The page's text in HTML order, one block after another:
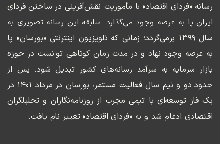
رسانه «فردای اقتصاد» با مأموریت نقش‌آفرینی در ساختن فردای
ایران پا به عرصه وجود می‌گذارد. سابقه این رسانه تصویری به
سال ۱۳۹۹ برمی‌گردد؛ زمانی که تلویزیون اینترنتی «بورسان» پا
به عرصه وجود نهاد و در مدت زمان کوتاهی توانست در حوزه
بازار سرمایه به سرآمد رسانه‌های کشور تبدیل شود. پس از
حدود دو و نیم سال فعالیت مستمر، بورسان در مرداد ۱۴۰۱ در
یک فاز توسعه‌ای با تیمی مجرب از روزنامه‌نگاران و تحلیلگران
اقتصادی ادغام شد و به «فردای اقتصاد» تغییر نام یافت.